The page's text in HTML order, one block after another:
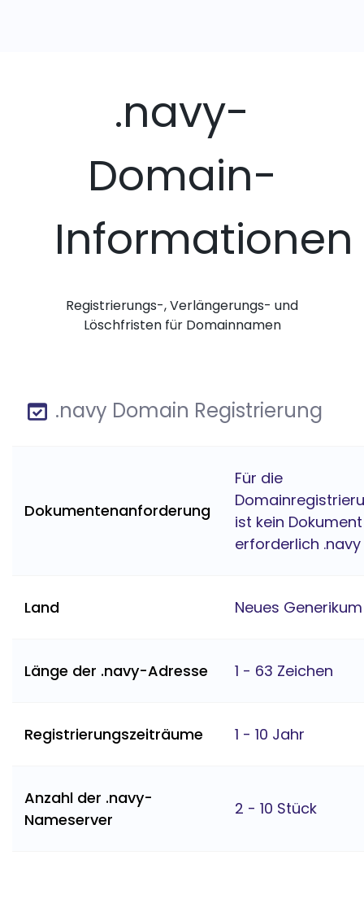
.navy-
Domain-
Informationen
Registrierungs-, Verlängerungs- und
Löschfristen für Domainnamen
.navy Domain Registrierung
Dokumentenanforderung
Für die
ist kein Dokument
erforderlich .navy
Land Neues Generikum
Länge der .navy-Adresse 1 - 63 Zeichen
Registrierungszeiträume 1 - 10 Jahr
Anzahl der .navy-
Nameserver
2 - 10 Stück